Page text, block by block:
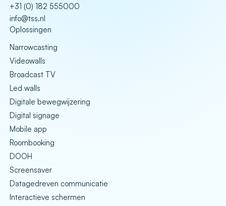
+31 (0) 182 555000
info@tss.nl
Oplossingen
Narrowcasting
Videowalls
Broadcast TV
Led walls
Digitale bewegwijzering
Digital signage
Mobile app
Roombooking
DOOH
Screensaver
Datagedreven communicatie
Interactieve schermen